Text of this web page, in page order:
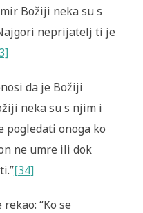
Božiji neka su s
neprijatelj ti je
da je Božiji
neka su s njim i
pogledati onoga ko
ne umre ili dok
[34]
“Ko se